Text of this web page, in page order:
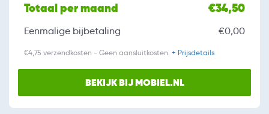
Totaal per maand €34,50
Eenmalige bijbetaling €0,00
€4,75 verzendkosten - Geen aansluitkosten. + Prijsdetails
BEKIJK BIJ MOBIEL.NL